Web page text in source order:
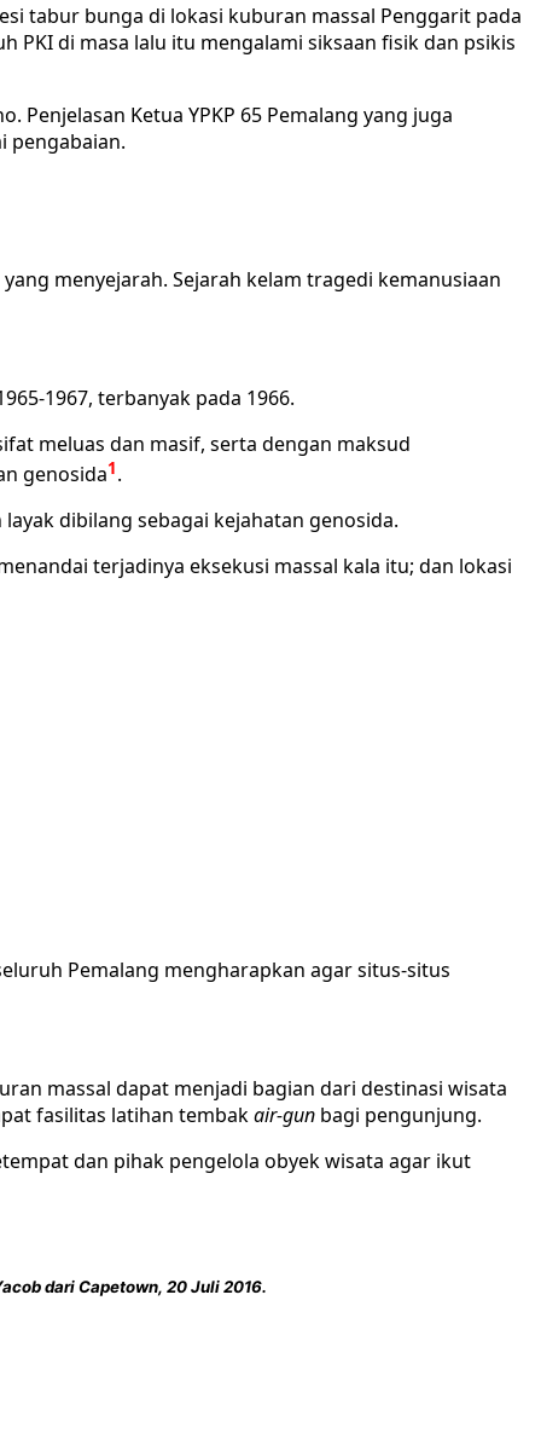
tabur bunga di lokasi kuburan massal Penggarit pada
PKI di masa lalu itu mengalami siksaan fisik dan psikis
Penjelasan Ketua YPKP 65 Pemalang yang juga
pengabaian.
menyejarah. Sejarah kelam tragedi kemanusiaan
1967, terbanyak pada 1966.
meluas dan masif, serta dengan maksud
genosida1.
dibilang sebagai kejahatan genosida.
terjadinya eksekusi massal kala itu; dan lokasi
Pemalang mengharapkan agar situs-situs
massal dapat menjadi bagian dari destinasi wisata
fasilitas latihan tembakair-gun bagi pengunjung.
dan pihak pengelola obyek wisata agar ikut
dari Capetown, 20 Juli 2016.